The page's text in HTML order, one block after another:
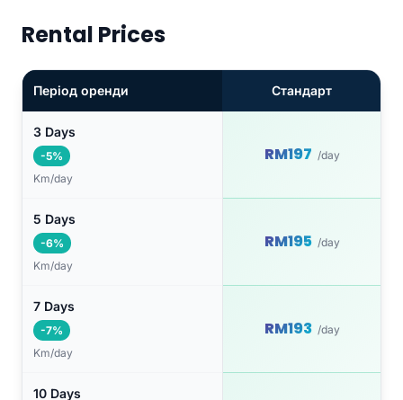
Rental Prices
Період оренди Стандарт
3 Days
-5%
Km/day
RM197 /day
5 Days
-6%
Km/day
RM195 /day
7 Days
-7%
Km/day
RM193 /day
10 Days